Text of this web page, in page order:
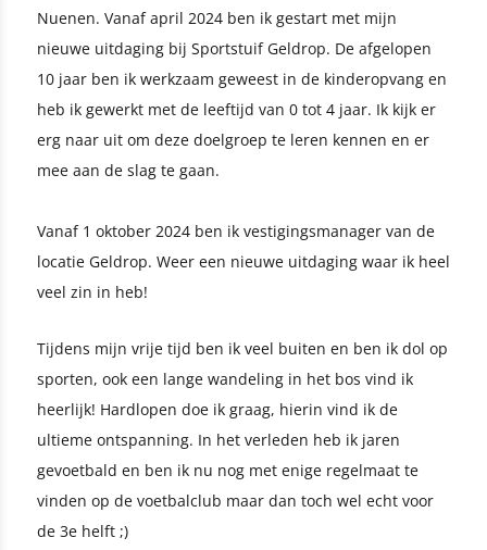
Nuenen. Vanaf april 2024 ben ik gestart met mijn
nieuwe uitdaging bij Sportstuif Geldrop. De afgelopen
10 jaar ben ik werkzaam geweest in de kinderopvang en
heb ik gewerkt met de leeftijd van 0 tot 4 jaar. Ik kijk er
erg naar uit om deze doelgroep te leren kennen en er
mee aan de slag te gaan.
Vanaf 1 oktober 2024 ben ik vestigingsmanager van de
locatie Geldrop. Weer een nieuwe uitdaging waar ik heel
veel zin in heb!
Tijdens mijn vrije tijd ben ik veel buiten en ben ik dol op
sporten, ook een lange wandeling in het bos vind ik
heerlijk! Hardlopen doe ik graag, hierin vind ik de
ultieme ontspanning. In het verleden heb ik jaren
gevoetbald en ben ik nu nog met enige regelmaat te
vinden op de voetbalclub maar dan toch wel echt voor
de 3e helft ;)